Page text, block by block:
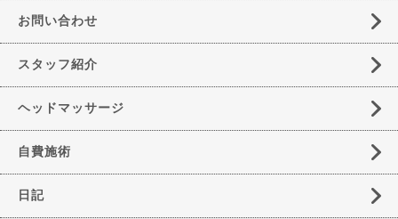
お問い合わせ
スタッフ紹介
ヘッドマッサージ
自費施術
日記